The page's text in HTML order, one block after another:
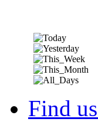
Find